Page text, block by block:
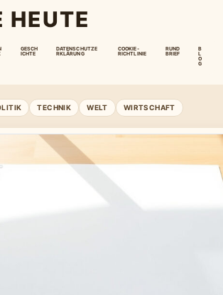
HEUTE
GESCH
ICHTE
DATENSCHUTZE
RKLÄRUNG
COOKIE-
RICHTLINIE
RUND
BRIEF
B
L
O
G
TECHNIK WELT WIRTSCHAFT